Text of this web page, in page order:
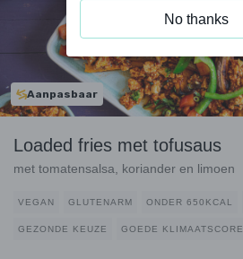
Aanpasbaar
Loaded fries met tofusaus
met tomatensalsa, koriander en limoen
VEGAN GLUTENARM ONDER 650KCAL
GEZONDE KEUZE GOEDE KLIMAATSCORE
No thanks